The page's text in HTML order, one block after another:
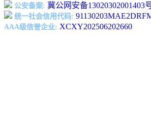
公安备案: 冀公网安备13020302001403
统一社会信用代码:
AAA级信誉企业: XCXY202506202660